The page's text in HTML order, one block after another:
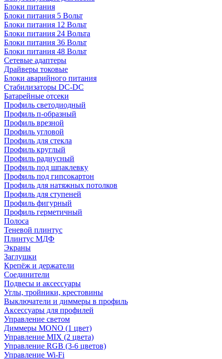
Блоки питания
Блоки питания 5 Вольт
Блоки питания 12 Вольт
Блоки питания 24 Вольта
Блоки питания 36 Вольт
Блоки питания 48 Вольт
Сетевые адаптеры
Драйверы токовые
Блоки аварийного питания
Стабилизаторы DC-DC
Батарейные отсеки
Профиль светодиодный
Профиль п-образный
Профиль врезной
Профиль угловой
Профиль для стекла
Профиль круглый
Профиль радиусный
Профиль под шпаклевку
Профиль под гипсокартон
Профиль для натяжных потолков
Профиль для ступеней
Профиль фигурный
Профиль герметичный
Полоса
Теневой плинтус
Плинтус МДФ
Экраны
Заглушки
Крепёж и держатели
Соединители
Подвесы и аксессуары
Углы, тройники, крестовины
Выключатели и диммеры в профиль
Аксессуары для профилей
Управление светом
Диммеры MONO (1 цвет)
Управление MIX (2 цвета)
Управление RGB (3-6 цветов)
Управление Wi-Fi